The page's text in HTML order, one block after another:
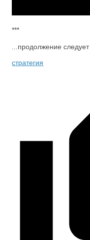
***
...продолжение следует
стратегия